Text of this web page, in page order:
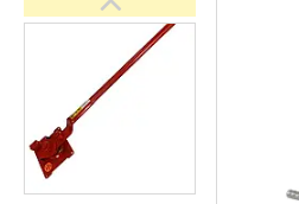
Відгуки
Поширені запитання
Доставка та оплата